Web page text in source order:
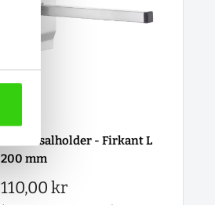
Universalholder - Firkant L
200 mm
Salgspris
110,00 kr